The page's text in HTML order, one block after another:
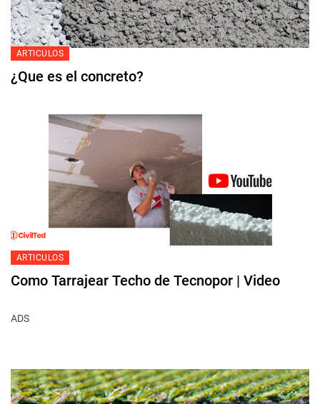
ARTICULOS
¿Que es el concreto?
ARTICULOS
Como Tarrajear Techo de Tecnopor | Video
ADS